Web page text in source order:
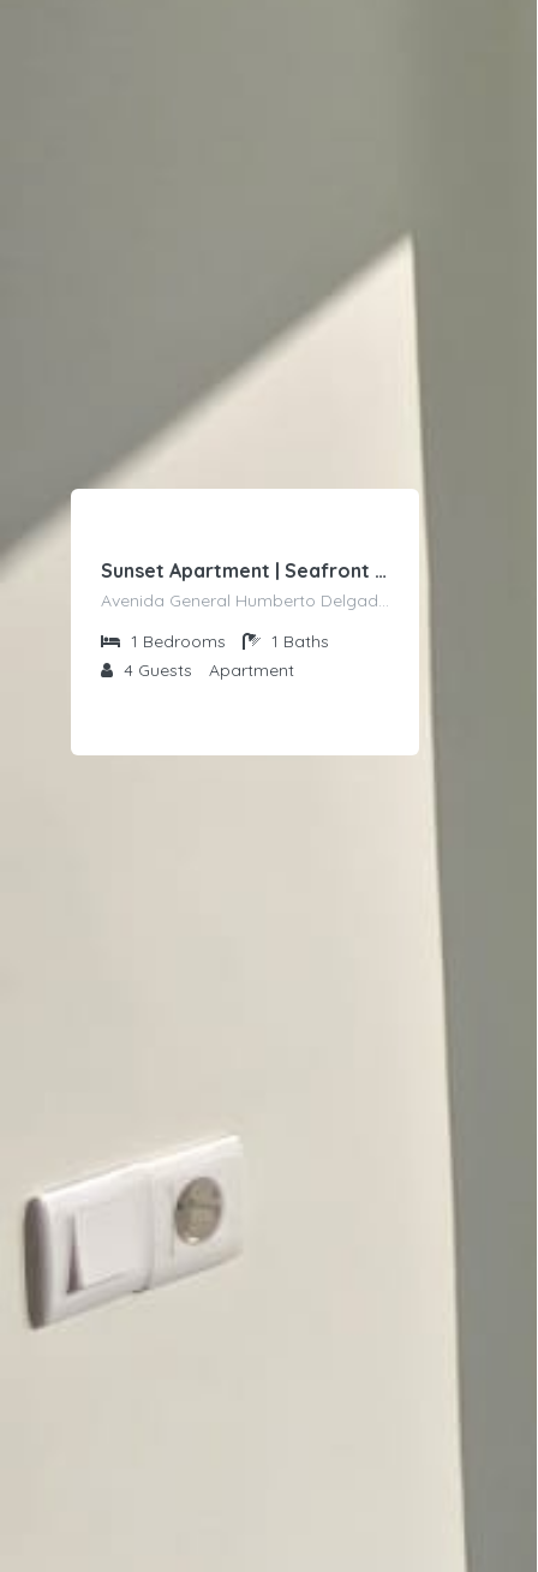
Sunset Apartment | Seafront | Beach 50 meters away by Host-point
1 Bedrooms 1 Baths
4 Guests Apartment